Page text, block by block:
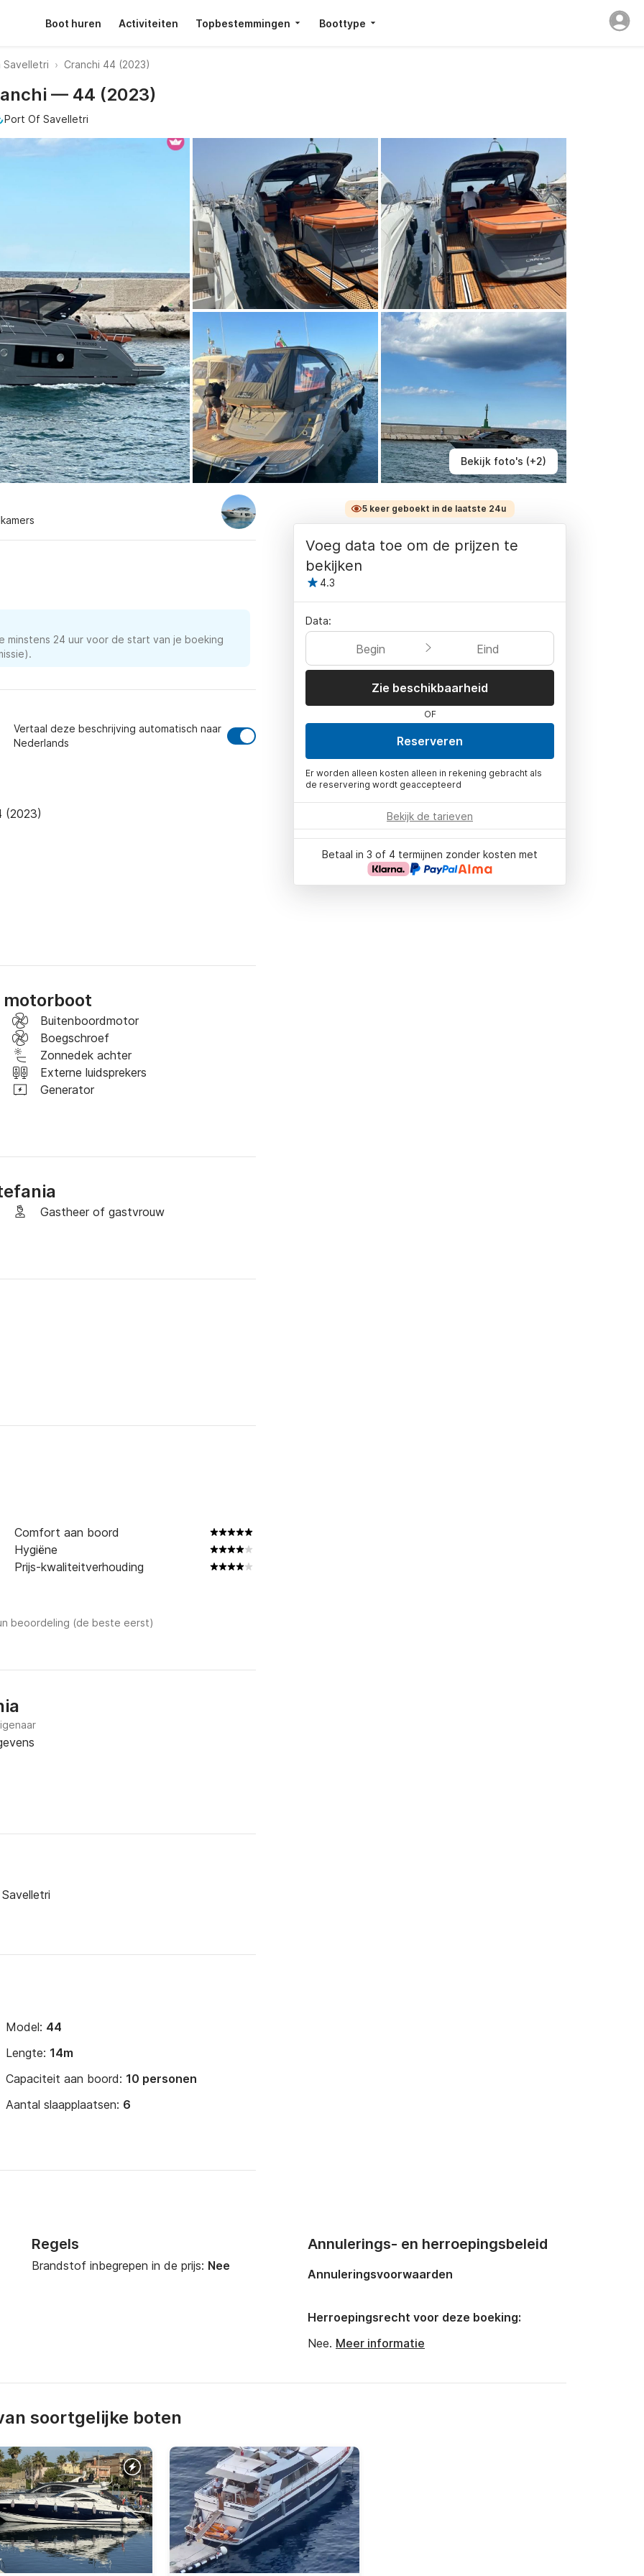
Boot huren Activiteiten Topbestemmingen Boottype
Cranchi 44 (2023)
Bekijk foto's (+2)
— 44 (2023)
Port Of Savelletri
24 uur voor de start van je boeking
Vertaal deze beschrijving automatisch naar
Nederlands
(2023)
de Cranchi 44, model 2023. Deze luxe
maximaal comfort en elegantie. Omdat er
kunt u ontspannen en zorgeloos van het
zijn niet inbegrepen, waardoor u uw
Buitenboordmotor
Boegschroef
Zonnedek achter
Externe luidsprekers
Generator
Gastheer of gastvrouw
Comfort aan boord
Hygiëne
Prijs-kwaliteitverhouding
beoordeling (de beste eerst)
Model: 44
Lengte: 14m
Capaciteit aan boord: 10 personen
Aantal slaapplaatsen: 6
5 keer geboekt in de laatste 24u
Voeg data toe om de prijzen te
bekijken
4.3
Data:
Begin Eind
Zie beschikbaarheid
OF
Reserveren
Er worden alleen kosten alleen in rekening gebracht als
de reservering wordt geaccepteerd
Bekijk de tarieven
Betaal in 3 of 4 termijnen zonder kosten met
Regels
Brandstof inbegrepen in de prijs: Nee
Annulerings- en herroepingsbeleid
Annuleringsvoorwaarden
Herroepingsrecht voor deze boeking:
Nee. Meer informatie
soortgelijke boten